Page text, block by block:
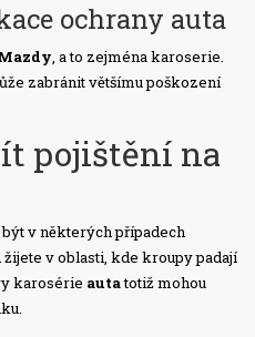
ochrany auta
, a to zejména karoserie.
zabránit většímu poškození
pojištění na
v některých případech
v oblasti, kde kroupy padají
karosérie autatotiž mohou